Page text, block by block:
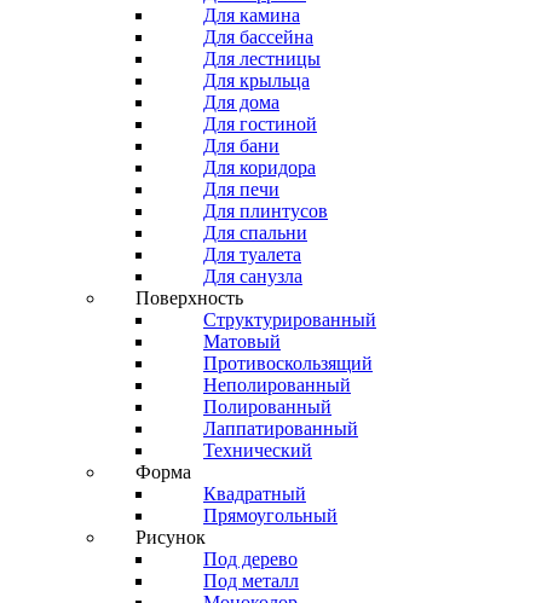
Для камина
Для бассейна
Для лестницы
Для крыльца
Для дома
Для гостиной
Для бани
Для коридора
Для печи
Для плинтусов
Для спальни
Для туалета
Для санузла
Поверхность
Структурированный
Матовый
Противоскользящий
Неполированный
Полированный
Лаппатированный
Технический
Форма
Квадратный
Прямоугольный
Рисунок
Под дерево
Под металл